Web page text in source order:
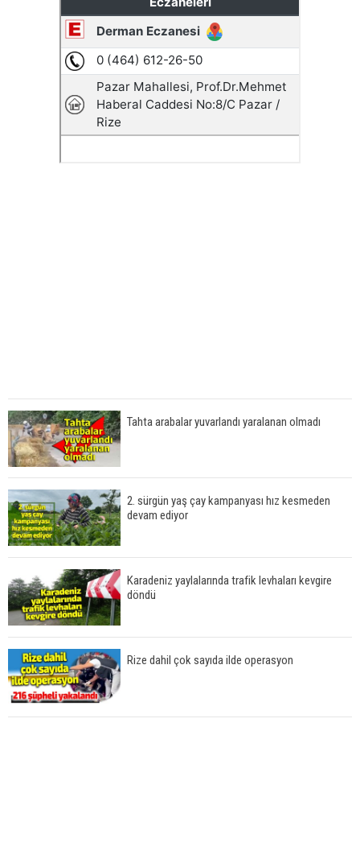
Tahta arabalar yuvarlandı yaralanan olmadı
2. sürgün yaş çay kampanyası hız kesmeden
devam ediyor
Karadeniz yaylalarında trafik levhaları kevgire
döndü
Rize dahil çok sayıda ilde operasyon